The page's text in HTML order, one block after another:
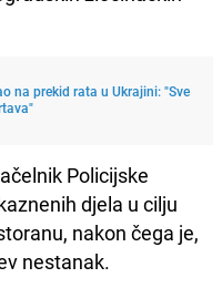
na prekid rata u Ukrajini: "Sve
Policijske
djela u cilju
nakon čega je,
nestanak.